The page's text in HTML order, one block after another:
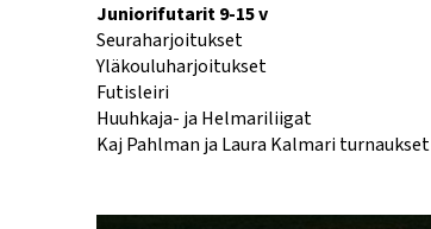
Juniorifutarit 9-15 v
Seuraharjoitukset
Yläkouluharjoitukset
Futisleiri
Huuhkaja- ja Helmariliigat
Kaj Pahlman ja Laura Kalmari turnaukset